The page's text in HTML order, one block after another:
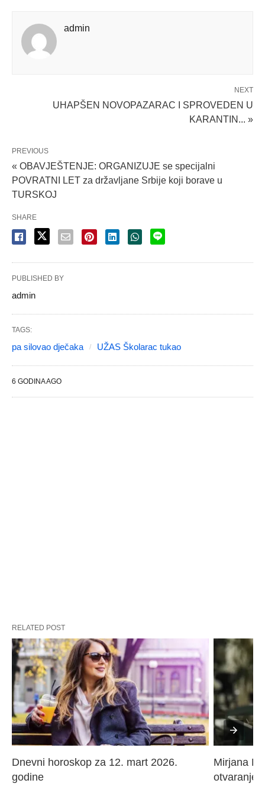
admin
NEXT
UHAPŠEN NOVOPAZARAC I SPROVEDEN U
KARANTIN... »
PREVIOUS
« OBAVJEŠTENJE: ORGANIZUJE se specijalni
POVRATNI LET za državljane Srbije koji borave u
TURSKOJ
SHARE
PUBLISHED BY
admin
TAGS:
pa silovao dječaka UŽAS Školarac tukao
6 GODINA AGO
RELATED POST
Dnevni horoskop za 12. mart 2026.
godine
Mirjana
otvaranje